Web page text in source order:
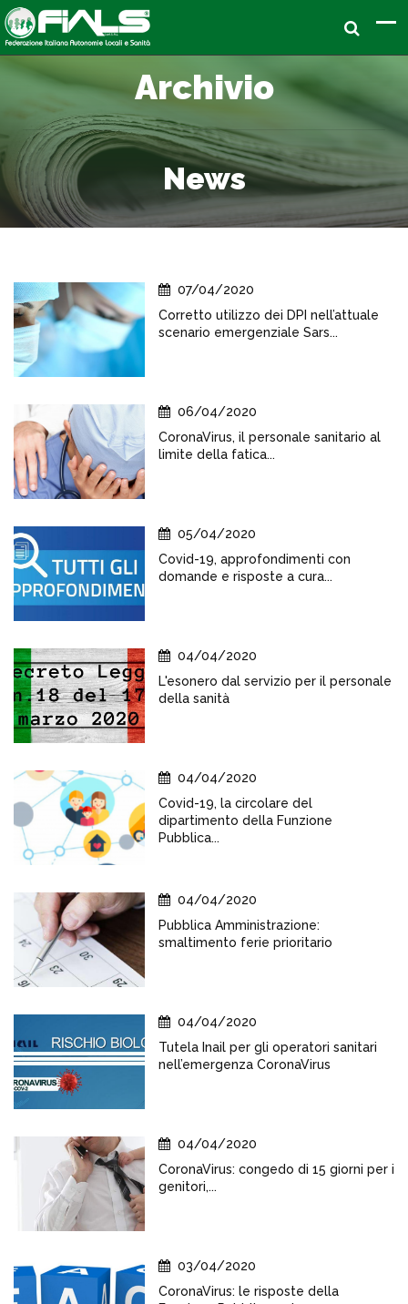
Archivio
News
07/04/2020
Corretto utilizzo dei DPI nell’attuale
scenario emergenziale Sars...
06/04/2020
CoronaVirus, il personale sanitario al
limite della fatica...
05/04/2020
Covid-19, approfondimenti con
domande e risposte a cura...
04/04/2020
L'esonero dal servizio per il personale
della sanità
04/04/2020
Covid-19, la circolare del
dipartimento della Funzione
Pubblica...
04/04/2020
Pubblica Amministrazione:
smaltimento ferie prioritario
04/04/2020
Tutela Inail per gli operatori sanitari
nell’emergenza CoronaVirus
04/04/2020
CoronaVirus: congedo di 15 giorni per i
genitori,...
03/04/2020
CoronaVirus: le risposte della